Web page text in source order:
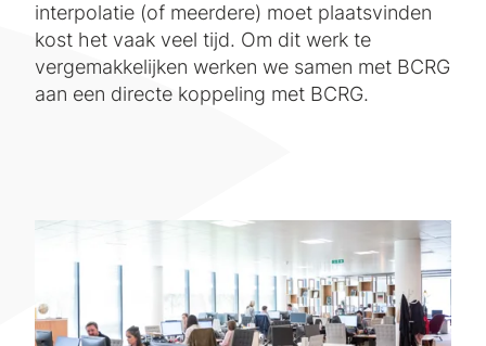
interpolatie (of meerdere) moet plaatsvinden
kost het vaak veel tijd. Om dit werk te
vergemakkelijken werken we samen met BCRG
aan een directe koppeling met BCRG.